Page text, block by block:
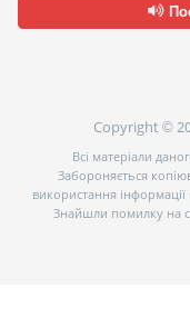
Copyright ©
Всі матеріали
Забороняється
використання інформації
Знайшли помилку на